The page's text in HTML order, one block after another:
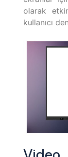
olarak
kullanıcı